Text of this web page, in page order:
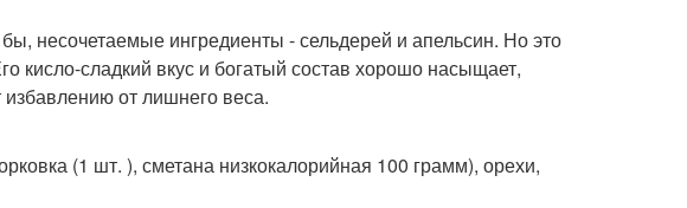
несочетаемые ингредиенты - сельдерей и апельсин. Но это
кисло-сладкий вкус и богатый состав хорошо насыщает,
избавлению от лишнего веса.
(1 шт. ), сметана низкокалорийная 100 грамм), орехи,